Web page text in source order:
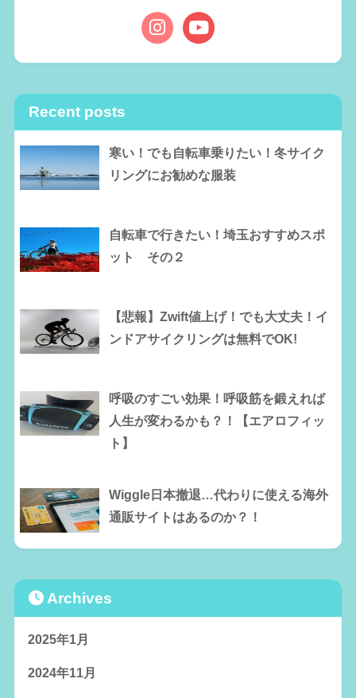
Recent posts
寒い！でも自転車乗りたい！冬サイク
リングにお勧めな服装
自転車で行きたい！埼玉おすすめスポ
ット その２
【悲報】Zwift値上げ！でも大丈夫！イ
ンドアサイクリングは無料でOK!
呼吸のすごい効果！呼吸筋を鍛えれば
人生が変わるかも？！【エアロフィッ
ト】
Wiggle日本撤退…代わりに使える海外
通販サイトはあるのか？！
Archives
2025年1月
2024年11月